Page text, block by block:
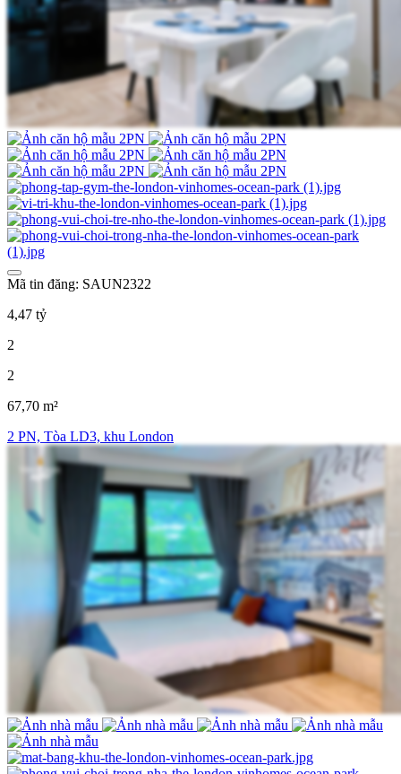
Mã tin đăng: SAUN2322
4,47 tỷ
2
2
67,70 m²
2 PN, Tòa LD3, khu London